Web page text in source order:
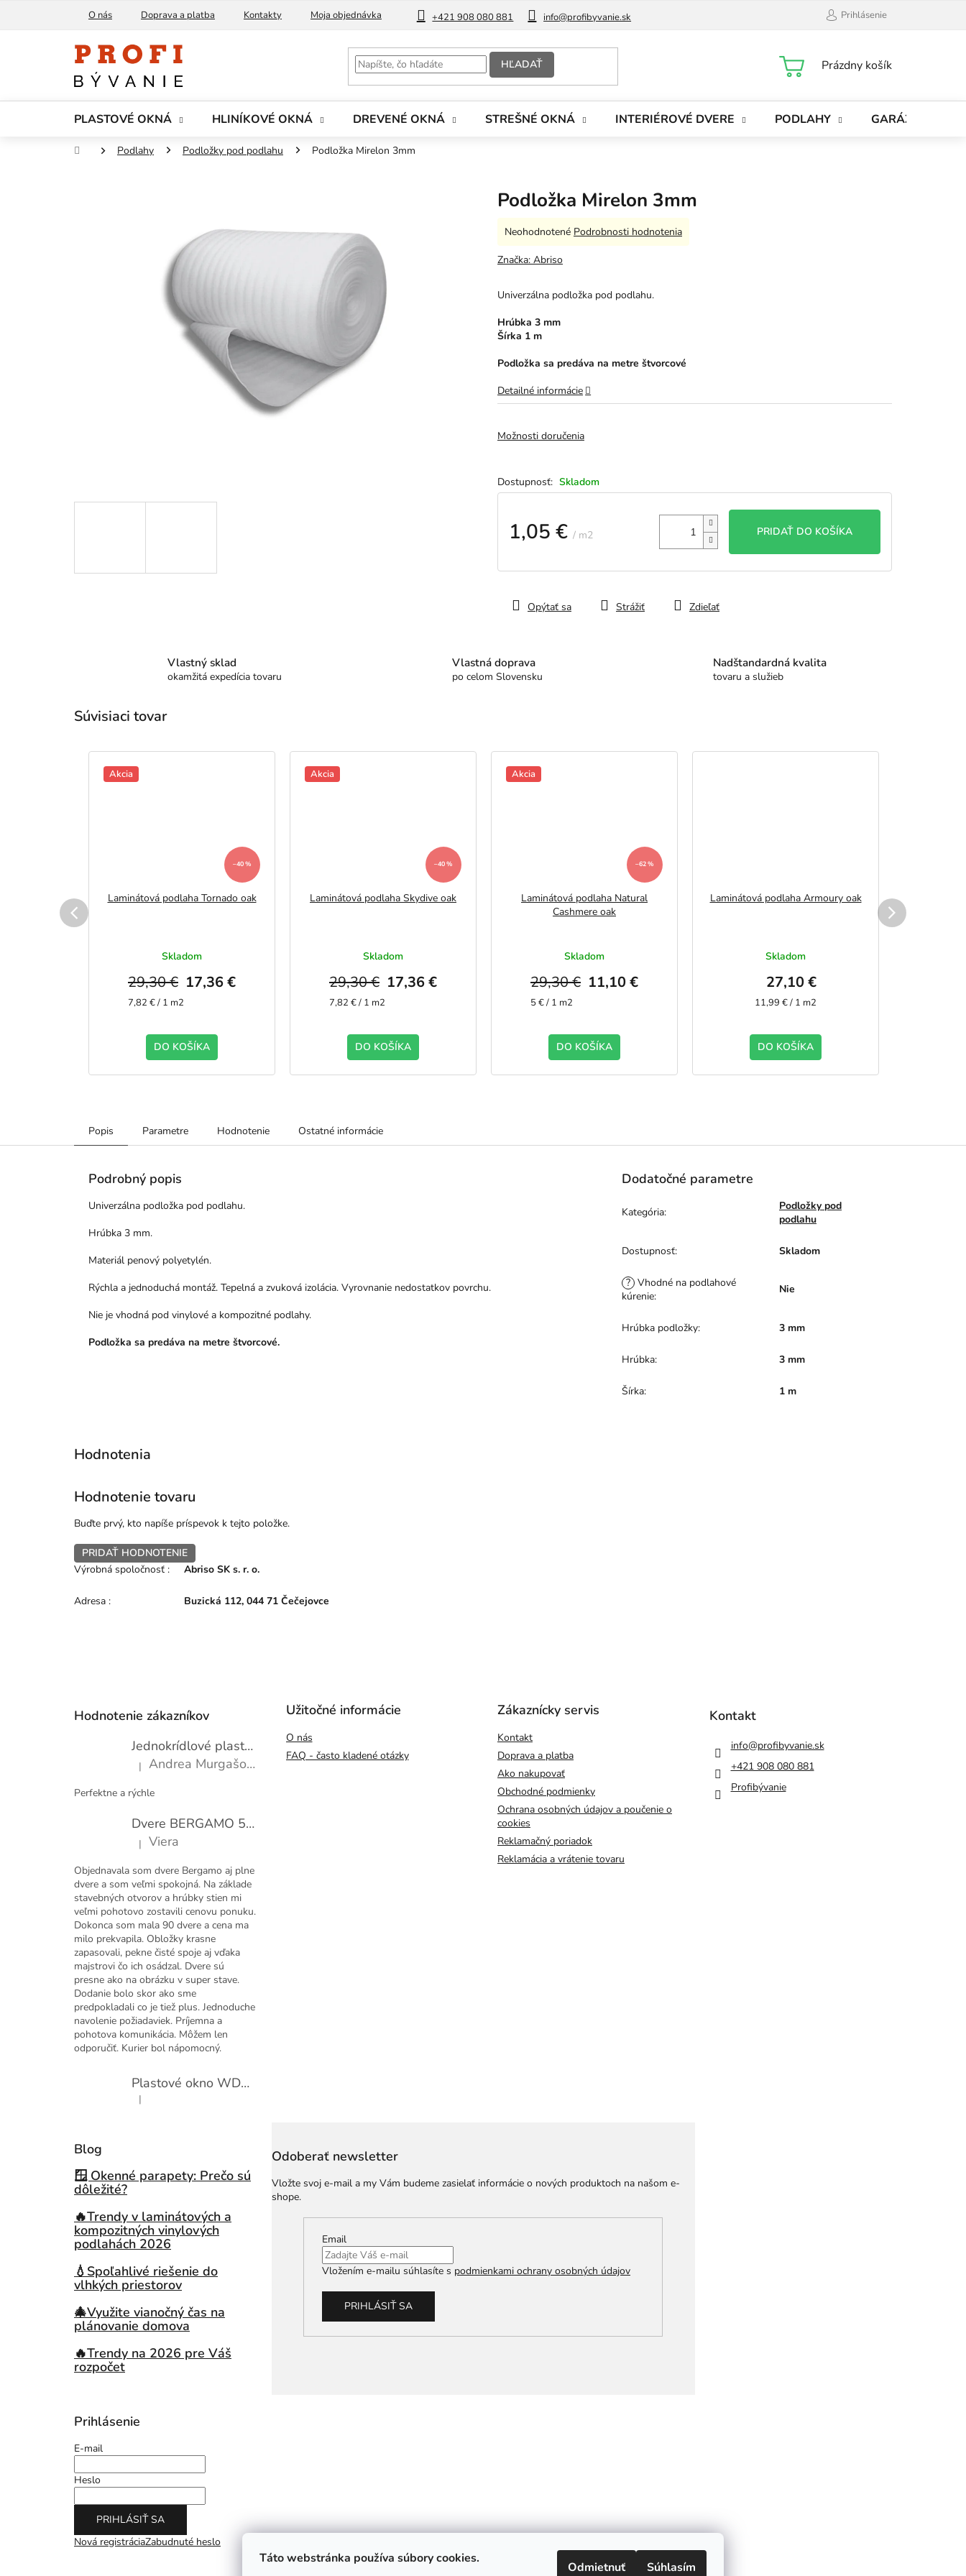
Táto webstránka používa súbory cookies.
Odmietnuť Súhlasím
+421 908 080 881 info@profibyvanie.sk
O nás Doprava a platba Kontakty Moja objednávka Blog Prihlásenie
HĽADAŤ
NÁKUPNÝ
Prázdny košík
PLASTOVÉ OKNÁ HLINÍKOVÉ OKNÁ DREVENÉ OKNÁ STREŠNÉ OKNÁ INTERIÉROVÉ DVERE PODLAHY GARÁŽOVÉ
DomovPodlahy Podložky pod podlahu Podložka Mirelon 3mm
Podložka Mirelon 3mm
Skladom
Možnosti doručenia
1,05 € / m2
cena:
PRIDAŤ DO KOŠÍKA
Univerzálna podložka pod podlahu.
Hrúbka 3 mm
Šírka 1 m
Podložka sa predáva na metre štvorcové
Detailné informácie
Opýtať sa Strážiť Zdieľať
Priemerné
produktu
z
hviezdičiek.
Neohodnotené Podrobnosti hodnotenia
Značka: Abriso
Vlastný sklad
okamžitá expedícia tovaru
Vlastná doprava
po celom Slovensku
Nadštandardná kvalita
tovaru a služieb
Súvisiaci tovar
Akcia
–40 %
Laminátová podlaha Tornado oak
Skladom
17,36 €
29,30 €
Jednotková
7,82 € / 1 m2
DO KOŠÍKA
Akcia
–40 %
Laminátová podlaha Skydive oak
Skladom
17,36 €
29,30 €
Jednotková
7,82 € / 1 m2
DO KOŠÍKA
Akcia
–62 %
Laminátová podlaha Natural
Cashmere oak
Skladom
11,10 €
29,30 €
Jednotková
5 € / 1 m2
DO KOŠÍKA
Laminátová podlaha Armoury oak
Skladom
27,10 €
Jednotková
11,99 € / 1 m2
DO KOŠÍKA
Popis Parametre Hodnotenie Ostatné informácie
Podrobný popis
Univerzálna podložka pod podlahu.
Hrúbka 3 mm.
Materiál penový polyetylén.
Rýchla a jednoduchá montáž. Tepelná a zvuková izolácia. Vyrovnanie nedostatkov povrchu.
Nie je vhodná pod vinylové a kompozitné podlahy.
Podložka sa predáva na metre štvorcové.
Dodatočné parametre
Kategória:
Podložky pod
podlahu
Dostupnosť: Skladom
? Vhodné na podlahové
kúrenie:
Nie
Hrúbka podložky: 3 mm
Hrúbka: 3 mm
Šírka: 1 m
Hodnotenie tovaru
Buďte prvý, kto napíše príspevok k tejto položke.
PRIDAŤ HODNOTENIE
Výrobná spoločnosť : Abriso SK s. r. o.
Adresa : Buzická 112, 044 71 Čečejovce
Hodnotenie zákazníkov
Jednokrídlové plastové okno WDS 600x1000
Hodnotenie produktu je 5 z 5 hviezdičiek.
| Andrea Murgašová
Perfektne a rýchle
Dvere BERGAMO 50 presklené bezfalcové EXTRA
Hodnotenie produktu je 5 z 5 hviezdičiek.
| Viera
Objednavala som dvere Bergamo aj plne
dvere a som veľmi spokojná. Na základe
stavebných otvorov a hrúbky stien mi
veľmi pohotovo zostavili cenovu ponuku.
Dokonca som mala 90 dvere a cena ma
milo prekvapila. Obložky krasne
zapasovali, pekne čisté spoje aj vďaka
majstrovi čo ich osádzal. Dvere sú
presne ako na obrázku v super stave.
Dodanie bolo skor ako sme
predpokladali co je tiež plus. Jednoduche
navolenie požiadaviek. Príjemna a
pohotova komunikácia. Môžem len
odporučiť. Kurier bol nápomocný.
Plastové okno WDS 410x600 sklopné
Hodnotenie produktu je 5 z 5 hviezdičiek.
|
Užitočné informácie
O nás
FAQ - často kladené otázky
Zákaznícky servis
Kontakt
Doprava a platba
Ako nakupovať
Obchodné podmienky
Ochrana osobných údajov a poučenie o
cookies
Reklamačný poriadok
Reklamácia a vrátenie tovaru
Kontakt
info@profibyvanie.sk
+421 908 080 881
Profibývanie
Blog
🪟 Okenné parapety: Prečo sú
dôležité?
🔥Trendy v laminátových a
kompozitných vinylových
podlahách 2026
💧Spoľahlivé riešenie do
vlhkých priestorov
🎄Využite vianočný čas na
plánovanie domova
🔥Trendy na 2026 pre Váš
rozpočet
Odoberať newsletter
Vložte svoj e-mail a my Vám budeme zasielať informácie o nových produktoch na našom e-
shope.
Email
Vložením e-mailu súhlasíte s podmienkami ochrany osobných údajov
PRIHLÁSIŤ SA
Prihlásenie
E-mail
Heslo
PRIHLÁSIŤ SA
Nová registráciaZabudnuté heslo